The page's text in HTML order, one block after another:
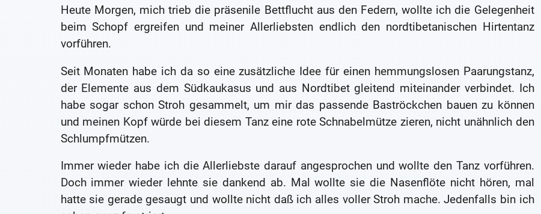
Heute Morgen, mich trieb die präsenile Bettflucht aus den Federn, wollte ich die Gelegenheit
beim Schopf ergreifen und meiner Allerliebsten endlich den nordtibetanischen Hirtentanz
vorführen.
Seit Monaten habe ich da so eine zusätzliche Idee für einen hemmungslosen Paarungstanz,
der Elemente aus dem Südkaukasus und aus Nordtibet gleitend miteinander verbindet. Ich
habe sogar schon Stroh gesammelt, um mir das passende Baströckchen bauen zu können
und meinen Kopf würde bei diesem Tanz eine rote Schnabelmütze zieren, nicht unähnlich den
Schlumpfmützen.
Immer wieder habe ich die Allerliebste darauf angesprochen und wollte den Tanz vorführen.
Doch immer wieder lehnte sie dankend ab. Mal wollte sie die Nasenflöte nicht hören, mal
hatte sie gerade gesaugt und wollte nicht daß ich alles voller Stroh mache. Jedenfalls bin ich